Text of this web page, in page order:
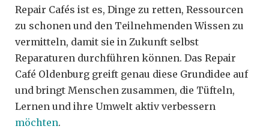
Repair Cafés ist es, Dinge zu retten, Ressourcen
zu schonen und den Teilnehmenden Wissen zu
vermitteln, damit sie in Zukunft selbst
Reparaturen durchführen können. Das Repair
Café Oldenburg greift genau diese Grundidee auf
und bringt Menschen zusammen, die Tüfteln,
Lernen und ihre Umwelt aktiv verbessern
möchten.